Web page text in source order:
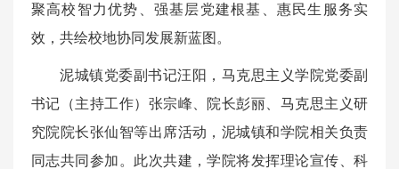
聚高校智力优势、强基层党建根基、惠民生服务实
效，共绘校地协同发展新蓝图。
泥城镇党委副书记汪阳，马克思主义学院党委副
书记（主持工作）张宗峰、院长彭丽、马克思主义研
究院院长张仙智等出席活动，泥城镇和学院相关负责
同志共同参加。此次共建，学院将发挥理论宣传、科